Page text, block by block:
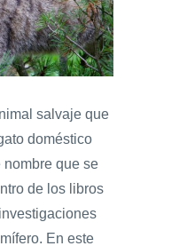
salvaje que
doméstico
nombre que se
de los libros
En este